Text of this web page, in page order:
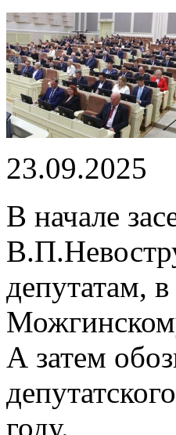
23.09.2025
В начале
депутатам,
А затем
году.